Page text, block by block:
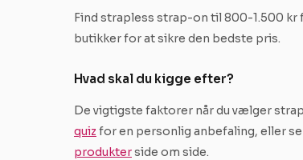
Find strapless strap-on til 800-1.500 kr
butikker for at sikre den bedste pris.
Hvad skal du kigge efter?
De vigtigste faktorer når du vælger
quiz for en personlig anbefaling, eller
produkterside om side.